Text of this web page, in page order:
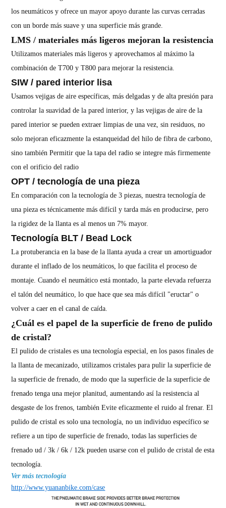
los neumáticos y ofrece un mayor apoyo durante las curvas cerradas
con un borde más suave y una superficie más grande.
LMS / materiales más ligeros mejoran la resistencia
Utilizamos materiales más ligeros y aprovechamos al máximo la
combinación de T700 y T800 para mejorar la resistencia.
SIW / pared interior lisa
Usamos vejigas de aire específicas, más delgadas y de alta presión para
controlar la suavidad de la pared interior, y las vejigas de aire de la
pared interior se pueden extraer limpias de una vez, sin residuos, no
solo mejoran eficazmente la estanqueidad del hilo de fibra de carbono,
sino también Permitir que la tapa del radio se integre más firmemente
con el orificio del radio
OPT / tecnología de una pieza
En comparación con la tecnología de 3 piezas, nuestra tecnología de
una pieza es técnicamente más difícil y tarda más en producirse, pero
la rigidez de la llanta es al menos un 7% mayor.
Tecnología BLT / Bead Lock
La protuberancia en la base de la llanta ayuda a crear un amortiguador
durante el inflado de los neumáticos, lo que facilita el proceso de
montaje. Cuando el neumático está montado, la parte elevada refuerza
el talón del neumático, lo que hace que sea más difícil "eructar" o
volver a caer en el canal de caída.
¿Cuál es el papel de la superficie de freno de pulido
de cristal?
El pulido de cristales es una tecnología especial, en los pasos finales de
la llanta de mecanizado, utilizamos cristales para pulir la superficie de
la superficie de frenado, de modo que la superficie de la superficie de
frenado tenga una mejor planitud, aumentando así la resistencia al
desgaste de los frenos, también Evite eficazmente el ruido al frenar. El
pulido de cristal es solo una tecnología, no un individuo específico se
refiere a un tipo de superficie de frenado, todas las superficies de
frenado ud / 3k / 6k / 12k pueden usarse con el pulido de cristal de esta
tecnología.
Ver más tecnología
http://www.yuananbike.com/case